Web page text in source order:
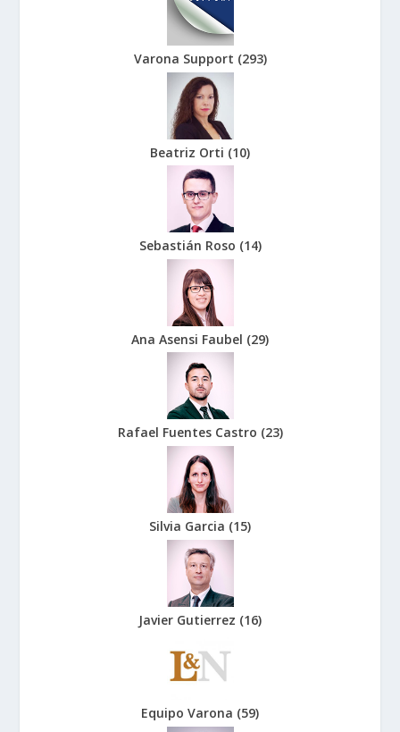
Varona Support (293)
Beatriz Orti (10)
Sebastián Roso (14)
Ana Asensi Faubel (29)
Rafael Fuentes Castro (23)
Silvia Garcia (15)
Javier Gutierrez (16)
Equipo Varona (59)